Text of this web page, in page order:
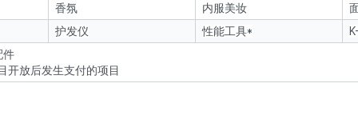
香氛
内服美妆
护发仪
性能工具*
件
开放后发生支付的项目